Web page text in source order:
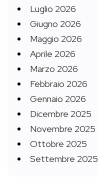
Luglio 2026
Giugno 2026
Maggio 2026
Aprile 2026
Marzo 2026
Febbraio 2026
Gennaio 2026
Dicembre 2025
Novembre 2025
Ottobre 2025
Settembre 2025